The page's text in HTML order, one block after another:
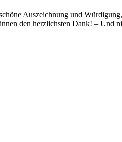
Auszeichnung und
den herzlichsten Dank! – Und